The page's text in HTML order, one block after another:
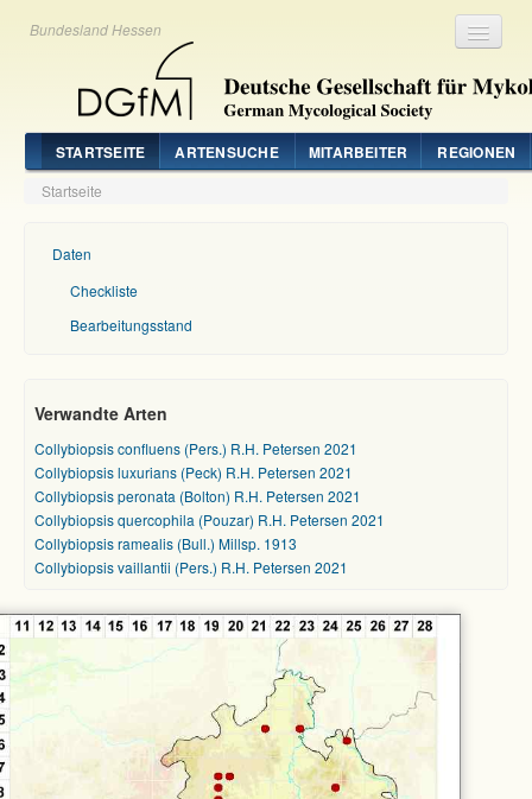
Bundesland Hessen
STARTSEITE ARTENSUCHE MITARBEITER REGIONEN
Startseite
Daten
Checkliste
Bearbeitungsstand
Verwandte Arten
Collybiopsis confluens (Pers.) R.H. Petersen 2021
Collybiopsis luxurians (Peck) R.H. Petersen 2021
Collybiopsis peronata (Bolton) R.H. Petersen 2021
Collybiopsis quercophila (Pouzar) R.H. Petersen 2021
Collybiopsis ramealis (Bull.) Millsp. 1913
Collybiopsis vaillantii (Pers.) R.H. Petersen 2021